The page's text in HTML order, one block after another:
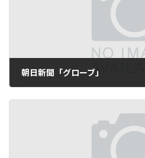
朝日新聞「グローブ」